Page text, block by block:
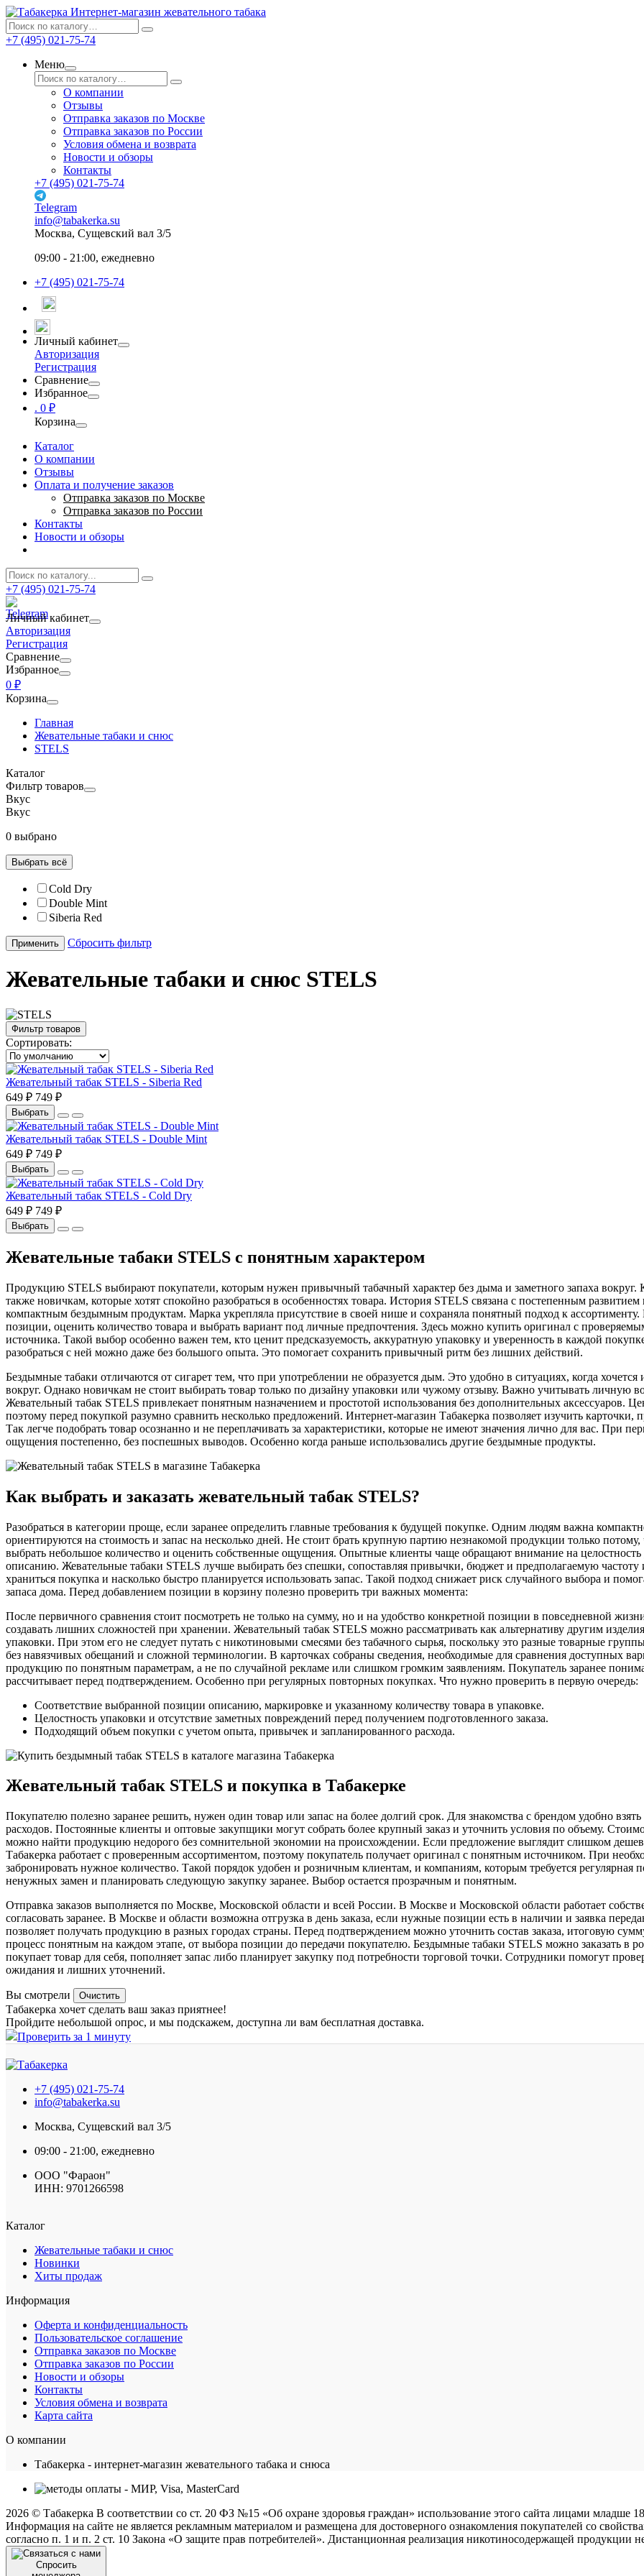
Интернет-магазин жевательного табака
+7 (495) 021-75-74
Меню
О компании
Отзывы
Отправка заказов по Москве
Отправка заказов по России
Условия обмена и возврата
Новости и обзоры
Контакты
+7 (495) 021-75-74
Telegram
info@tabakerka.su
Москва, Сущевский вал 3/5
09:00 - 21:00, ежедневно
+7 (495) 021-75-74
Личный кабинет
Авторизация
Регистрация
Сравнение
Избранное
. 0 ₽
Корзина
Каталог
О компании
Отзывы
Оплата и получение заказов
Отправка заказов по Москве
Отправка заказов по России
Контакты
Новости и обзоры
+7 (495) 021-75-74
Личный кабинет
Авторизация
Регистрация
Сравнение
Избранное
0 ₽
Корзина
Главная
Жевательные табаки и снюс
STELS
Каталог
Фильтр товаров
Вкус
Вкус
0 выбрано
Выбрать всё
Cold Dry
Double Mint
Siberia Red
Применить Сбросить фильтр
Жевательные табаки и снюс STELS
Фильтр товаров
Сортировать:
Жевательный табак STELS - Siberia Red
649 ₽ 749 ₽
Выбрать
Жевательный табак STELS - Double Mint
649 ₽ 749 ₽
Выбрать
Жевательный табак STELS - Cold Dry
649 ₽ 749 ₽
Выбрать
Жевательные табаки STELS с понятным характером
Продукцию STELS выбирают покупатели, которым нужен привычный табачный характер без дыма и заметного запаха вокруг.
также новичкам, которые хотят спокойно разобраться в особенностях товара. История STELS связана с постепенным
компактным бездымным продуктам. Марка укрепляла присутствие в своей нише и сохраняла понятный подход к ассортименту.
позиции, оценить количество товара и выбрать вариант под личные предпочтения. Здесь можно купить оригинал с
источника. Такой выбор особенно важен тем, кто ценит предсказуемость, аккуратную упаковку и уверенность в каждой
разобраться с ней можно даже без большого опыта. Это помогает сохранить привычный ритм без лишних действий.
Бездымные табаки отличаются от сигарет тем, что при употреблении не образуется дым. Это удобно в ситуациях, когда хочется
вокруг. Однако новичкам не стоит выбирать товар только по дизайну упаковки или чужому отзыву. Важно учитывать личную
Жевательный табак STELS привлекает понятным назначением и простотой использования без дополнительных аксессуаров.
поэтому перед покупкой разумно сравнить несколько предложений. Интернет-магазин Табакерка позволяет изучить карточки,
Так легче подобрать товар осознанно и не переплачивать за характеристики, которые не имеют значения лично для вас. При
ощущения постепенно, без поспешных выводов. Особенно когда раньше использовались другие бездымные продукты.
Как выбрать и заказать жевательный табак STELS?
Разобраться в категории проще, если заранее определить главные требования к будущей покупке. Одним людям важна
ориентируются на стоимость и запас на несколько дней. Не стоит брать крупную партию незнакомой продукции только
выбрать небольшое количество и оценить собственные ощущения. Опытные клиенты чаще обращают внимание на целостность
описанию. Жевательные табаки STELS лучше выбирать без спешки, сопоставляя привычки, бюджет и предполагаемую частоту
храниться покупка и насколько быстро планируется использовать запас. Такой подход снижает риск случайного выбора и
запаса дома. Перед добавлением позиции в корзину полезно проверить три важных момента:
После первичного сравнения стоит посмотреть не только на сумму, но и на удобство конкретной позиции в повседневной
создавать лишних сложностей при хранении. Жевательный табак STELS можно рассматривать как альтернативу другим
упаковки. При этом его не следует путать с никотиновыми смесями без табачного сырья, поскольку это разные товарные
без навязчивых обещаний и сложной терминологии. В карточках собраны сведения, необходимые для сравнения доступных
продукцию по понятным параметрам, а не по случайной рекламе или слишком громким заявлениям. Покупатель заранее
рассчитывает перед подтверждением. Особенно при регулярных повторных покупках. Что нужно проверить в первую очередь:
Соответствие выбранной позиции описанию, маркировке и указанному количеству товара в упаковке.
Целостность упаковки и отсутствие заметных повреждений перед получением подготовленного заказа.
Подходящий объем покупки с учетом опыта, привычек и запланированного расхода.
Жевательный табак STELS и покупка в Табакерке
Покупателю полезно заранее решить, нужен один товар или запас на более долгий срок. Для знакомства с брендом удобно
расходов. Постоянные клиенты и оптовые закупщики могут собрать более крупный заказ и уточнить условия по объему.
можно найти продукцию недорого без сомнительной экономии на происхождении. Если предложение выглядит слишком
Табакерка работает с проверенным ассортиментом, поэтому покупатель получает оригинал с понятным источником. При
забронировать нужное количество. Такой порядок удобен и розничным клиентам, и компаниям, которым требуется регулярная
ненужных замен и планировать следующую закупку заранее. Выбор остается прозрачным и понятным.
Отправка заказов выполняется по Москве, Московской области и всей России. В Москве и Московской области работает
согласовать заранее. В Москве и области возможна отгрузка в день заказа, если нужные позиции есть в наличии и заявка
позволяет получать продукцию в разных городах страны. Перед подтверждением можно уточнить состав заказа, итоговую
процесс понятным на каждом этапе, от выбора позиции до передачи покупателю. Бездымные табаки STELS можно заказать в
покупает товар для себя, пополняет запас либо планирует закупку под потребности торговой точки. Сотрудники помогут
ожидания и лишних уточнений.
Вы смотрели Очистить
Табакерка хочет сделать ваш заказ приятнее!
Пройдите небольшой опрос, и мы подскажем, доступна ли вам бесплатная доставка.
Проверить за 1 минуту
+7 (495) 021-75-74
info@tabakerka.su
Москва, Сущевский вал 3/5
09:00 - 21:00, ежедневно
ООО "Фараон"
ИНН: 9701266598
Каталог
Жевательные табаки и снюс
Новинки
Хиты продаж
Информация
Оферта и конфиденциальность
Пользовательское соглашение
Отправка заказов по Москве
Отправка заказов по России
Новости и обзоры
Контакты
Условия обмена и возврата
Карта сайта
О компании
Табакерка - интернет-магазин жевательного табака и снюса
2026 © Табакерка В соответствии со ст. 20 ФЗ №15 «Об охране здоровья граждан» использование этого сайта лицами младше
Информация на сайте не является рекламным материалом и размещена для достоверного ознакомления покупателей со
согласно п. 1 и п. 2 ст. 10 Закона «О защите прав потребителей». Дистанционная реализация никотиносодержащей продукции
Спросить